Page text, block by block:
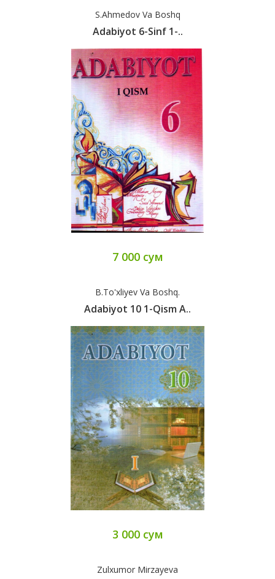
S.Ahmedov Va Boshq
Adabiyot 6-Sinf 1-..
7 000 сум
B.To'xliyev Va Boshq.
Adabiyot 10 1-Qism А..
3 000 сум
Zulxumor Mirzayeva